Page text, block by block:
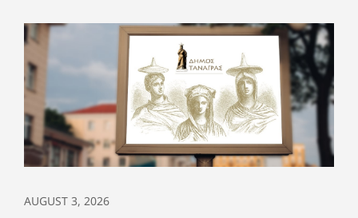
AUGUST 3, 2026